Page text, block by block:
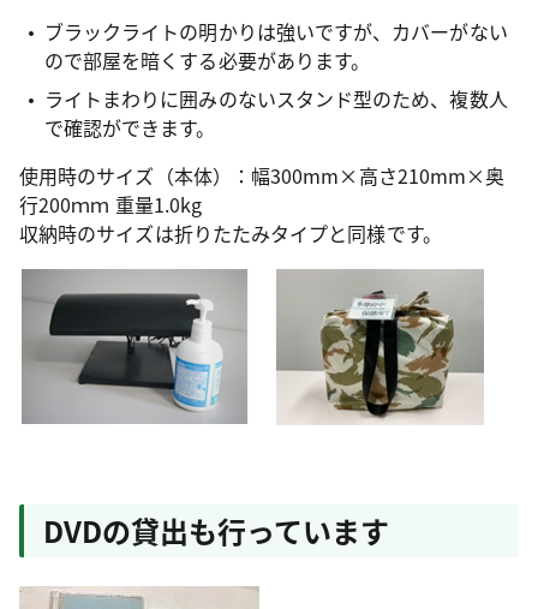
ブラックライトの明かりは強いですが、カバーがない
ので部屋を暗くする必要があります。
ライトまわりに囲みのないスタンド型のため、複数人
で確認ができます。
使用時のサイズ（本体）：幅300mm×高さ210mm×奥
行200ｍｍ 重量1.0kg
収納時のサイズは折りたたみタイプと同様です。
DVDの貸出も行っています